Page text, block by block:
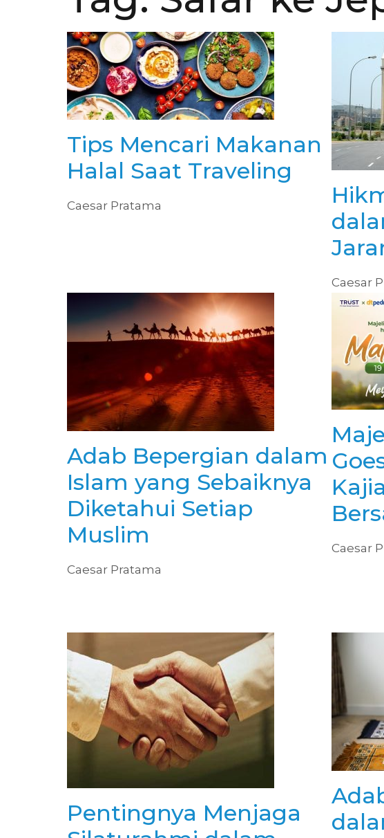
Tips Mencari Makanan
Halal Saat Traveling
Caesar Pratama
Caesar
Adab Bepergian dalam
Islam yang Sebaiknya
Diketahui Setiap
Muslim
Caesar Pratama
Caesar
Pentingnya Menjaga